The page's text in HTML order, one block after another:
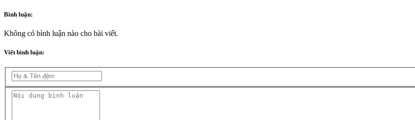
Bình luận:
Không có bình luận nào cho bài viết.
Viết bình luận: